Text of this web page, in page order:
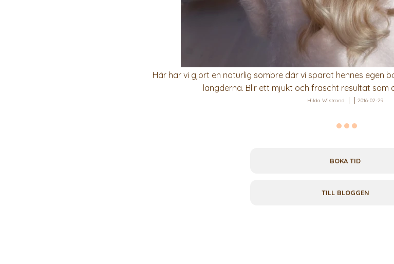
Här har vi gjort en naturlig sombre där vi sparat hennes egen
längderna. Blir ett mjukt och fräscht resultat som
Hilda Wistrand 2016-02-29
BOKA TID
TILL BLOGGEN